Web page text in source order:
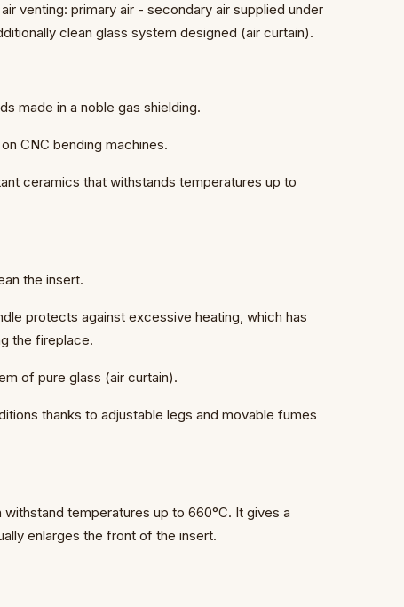
venting: primary air - secondary air supplied under
clean glass system designed (air curtain).
made in a noble gas shielding.
CNC bending machines.
ceramics that withstands temperatures up to
the insert.
protects against excessive heating, which has
the fireplace.
of pure glass (air curtain).
thanks to adjustable legs and movable fumes
temperatures up to 660°C. It gives a
enlarges the front of the insert.